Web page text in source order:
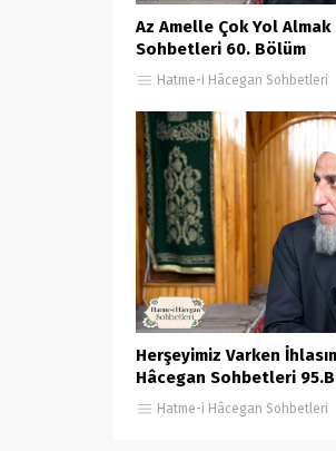
Az Amelle Çok Yol
Sohbetleri 60. Bölüm
Hatme-i Hâcegan Sohbetleri
Herşeyimiz Varken
Hâcegan Sohbetleri
Hatme-i Hâcegan Sohbetleri